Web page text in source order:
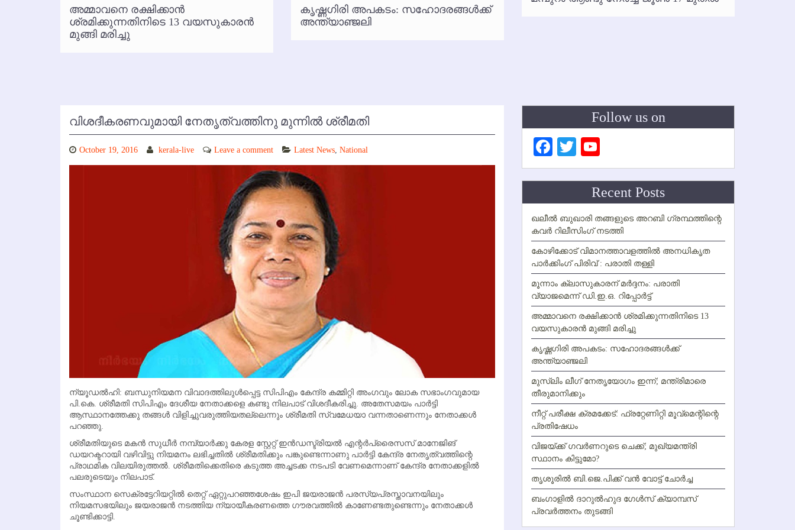
കോഴിക്കോട് വിമാനത്താവളത്തില്‍ അനധികൃത പാര്‍ക്കിംഗ് പിരിവ് : പരാതി തള്ളി
അമ്മാവനെ രക്ഷിക്കാന്‍
ശ്രമിക്കുന്നതിനിടെ 13 വയസുകാരന്‍
മുങ്ങി മരിച്ചു
കൃഷ്ണഗിരി അപകടം: സഹോദരങ്ങള്‍ക്ക്
അന്ത്യാഞ്ജലി
വിശദീകരണവുമായി നേതൃത്വത്തിനു മുന്നില്‍ ശ്രീമതി
October 19, 2016 kerala-live Leave a comment Latest News, National
ന്യൂഡല്‍ഹി: ബന്ധുനിയമന വിവാദത്തിലുള്‍പ്പെട്ട സിപിഎം കേന്ദ്ര കമ്മിറ്റി അംഗവും ലോക സഭാംഗവുമായ
പി.കെ. ശ്രീമതി സിപിഎം ദേശീയ നേതാക്കളെ കണ്ടു നിലപാട് വിശദീകരിച്ചു. അതേസമയം പാര്‍ട്ടി
ആസ്ഥാനത്തേക്കു തങ്ങള്‍ വിളിച്ചുവരുത്തിയതല്ലെന്നും ശ്രീമതി സ്വമേധയാ വന്നതാണെന്നും നേതാക്കള്‍
പറഞ്ഞു.
ശ്രീമതിയുടെ മകന്‍ സുധീര്‍ നമ്പ്യാര്‍ക്കു കേരള സ്റ്റേറ്റ് ഇന്‍ഡസ്ട്രിയല്‍ എന്റര്‍പ്രൈസസ് മാനേജിങ്
ഡയറക്ടറായി വഴിവിട്ടു നിയമനം ലഭിച്ചതില്‍ ശ്രീമതിക്കും പങ്കുണ്ടെന്നാണു പാര്‍ട്ടി കേന്ദ്ര നേതൃത്വത്തിന്റെ
പ്രാഥമിക വിലയിരുത്തല്‍. ശ്രീമതിക്കെതിരെ കടുത്ത അച്ചടക്ക നടപടി വേണമെന്നാണ് കേന്ദ്ര നേതാക്കളില്‍
പലരുടെയും നിലപാട്.
സംസ്ഥാന സെക്രട്ടേറിയറ്റില്‍ തെറ്റ് ഏറ്റുപറഞ്ഞശേഷം ഇപി ജയരാജന്‍ പരസ്യപ്രസ്താവനയിലും
നിയമസഭയിലും ജയരാജന്‍ നടത്തിയ ന്യായീകരണത്തെ ഗൗരവത്തില്‍ കാണേണ്ടതുണ്ടെന്നും നേതാക്കള്‍
ചൂണ്ടിക്കാട്ടി.
Follow us on
Facebook
Twitter
Channel
Recent Posts
ഖലീല്‍ ബുഖാരി തങ്ങളുടെ അറബി ഗ്രന്ഥത്തിന്റെ
കവര്‍ റിലീസിംഗ് നടത്തി
കോഴിക്കോട് വിമാനത്താവളത്തില്‍ അനധികൃത
പാര്‍ക്കിംഗ് പിരിവ് : പരാതി തള്ളി
മൂന്നാം ക്ലാസുകാരന് മര്‍ദ്ദനം: പരാതി
വ്യാജമെന്ന് ഡി.ഇ.ഒ. റിപ്പോര്‍ട്ട്
അമ്മാവനെ രക്ഷിക്കാന്‍ ശ്രമിക്കുന്നതിനിടെ 13
വയസുകാരന്‍ മുങ്ങി മരിച്ചു
കൃഷ്ണഗിരി അപകടം: സഹോദരങ്ങള്‍ക്ക്
അന്ത്യാഞ്ജലി
മുസ്ലിം ലീഗ് നേതൃയോഗം ഇന്ന്; മന്ത്രിമാരെ
തീരുമാനിക്കും
നീറ്റ് പരീക്ഷ ക്രമക്കേട്: ഫ്രറ്റേണിറ്റി മൂവ്‌മെന്റിന്റെ
പ്രതിഷേധം
വിജയ്ക്ക് ഗവര്‍ണറുടെ ചെക്ക്; മുഖ്യമന്ത്രി
സ്ഥാനം കിട്ടുമോ?
തൃശൂരില്‍ ബി.ജെ.പിക്ക് വന്‍ വോട്ട് ചോര്‍ച്ച
ബംഗാളില്‍ ദാറുല്‍ഹുദ ഗേള്‍സ് ക്യാമ്പസ്
പ്രവര്‍ത്തനം തുടങ്ങി